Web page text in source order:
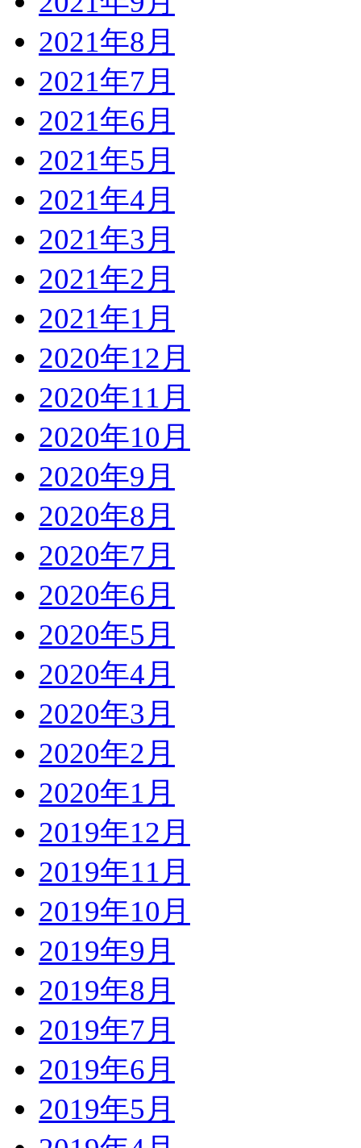
2021年8月
2021年7月
2021年6月
2021年5月
2021年4月
2021年3月
2021年2月
2021年1月
2020年12月
2020年11月
2020年10月
2020年9月
2020年8月
2020年7月
2020年6月
2020年5月
2020年4月
2020年3月
2020年2月
2020年1月
2019年12月
2019年11月
2019年10月
2019年9月
2019年8月
2019年7月
2019年6月
2019年5月